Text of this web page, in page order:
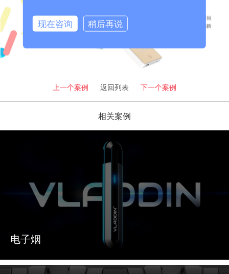
上一个案例 返回列表 下一个案例
相关案例
电子烟
现在咨询 稍后再说